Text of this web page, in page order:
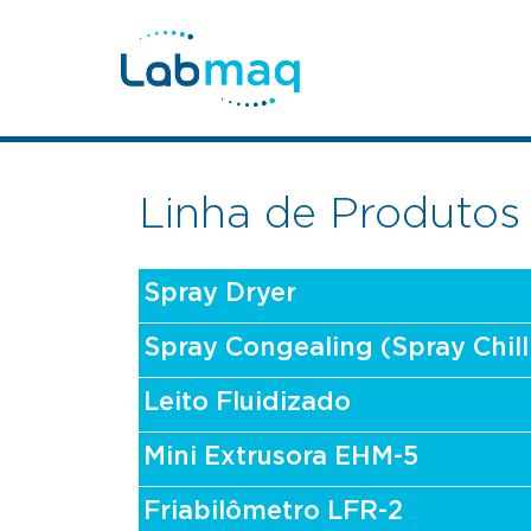
Linha de Produtos
Spray Dryer
Spray Congealing (Spray
Leito Fluidizado
Mini Extrusora EHM-5
Friabilômetro LFR-2